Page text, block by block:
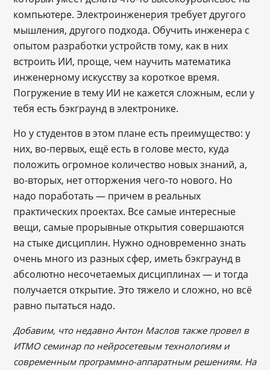
компьютере. Электроинженерия требует другого
мышления, другого подхода. Обучить инженера с
опытом разработки устройств тому, как в них
встроить ИИ, проще, чем научить математика
инженерному искусству за короткое время.
Погружение в тему ИИ не кажется сложным, если у
тебя есть бэкграунд в электронике.
Но у студентов в этом плане есть преимущество: у
них, во-первых, ещё есть в голове место, куда
положить огромное количество новых знаний, а,
во-вторых, нет отторжения чего-то нового. Но
надо поработать — причем в реальных
практических проектах. Все самые интересные
вещи, самые прорывные открытия совершаются
на стыке дисциплин. Нужно одновременно знать
очень много из разных сфер, иметь бэкграунд в
абсолютно несочетаемых дисциплинах — и тогда
получается открытие. Это тяжело и сложно, но всё
равно пытаться надо.
Добавим, что недавно Антон Маслов также провел в
ИТМО семинар по нейросетевым технологиям и
современным программно-аппаратным решениям. На